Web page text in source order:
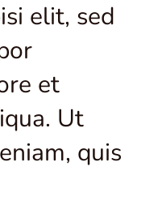
elit, sed
et
Ut
quis